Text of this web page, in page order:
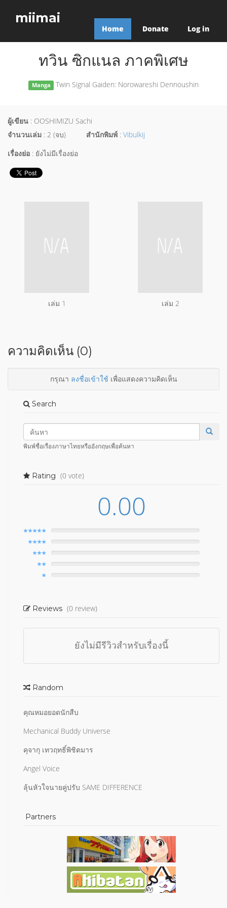
miimai
Home Donate Log in
ทวิน ซิกแนล ภาคพิเศษ
Manga Twin Signal Gaiden: Norowareshi Dennoushin
ผู้เขียน : OOSHIMIZU Sachi
จำนวนเล่ม : 2 (จบ) สำนักพิมพ์ : Vibulkij
เรื่องย่อ : ยังไม่มีเรื่องย่อ
เล่ม 1 เล่ม 2
ความคิดเห็น (0)
กรุณา ลงชื่อเข้าใช้เพื่อแสดงความคิดเห็น
Search
พิมพ์ชื่อเรื่องภาษาไทยหรืออังกฤษเพื่อค้นหา
Rating (0 vote)
0.00
Reviews (0 review)
ยังไม่มีรีวิวสำหรับเรื่องนี้
Random
คุณหมอยอดนักสืบ
Mechanical Buddy Universe
คุจากุ เทวฤทธิ์พิชิตมาร
Angel Voice
ลุ้นหัวใจนายคู่ปรับ SAME DIFFERENCE
Partners